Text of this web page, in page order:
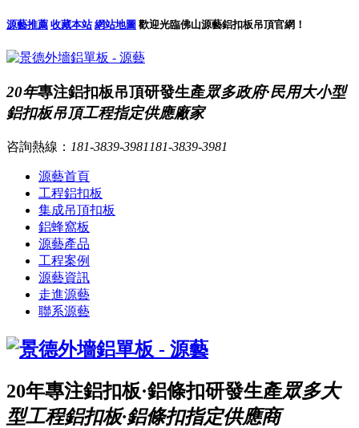
源藝推薦 收藏本站 網站地圖 歡迎光臨佛山源藝鋁扣板吊頂官網！
20年專注鋁扣板吊頂研發生產眾多政府·民用大小型
鋁扣板吊頂工程指定供應廠家
咨詢熱線： 181-3839-3981 181-3839-3981
源藝首頁
工程鋁扣板
集成吊頂扣板
鋁蜂窩板
源藝產品
工程案例
源藝資訊
走進源藝
聯系源藝
20年專注鋁扣板·鋁條扣研發生產眾多大
型工程鋁扣板·鋁條扣指定供應商